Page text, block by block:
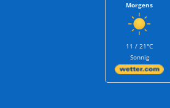
Morgens
11 / 21°C
Sonnig